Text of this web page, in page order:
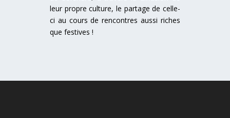
leur propre culture, le partage de celle-
ci au cours de rencontres aussi riches
que festives !